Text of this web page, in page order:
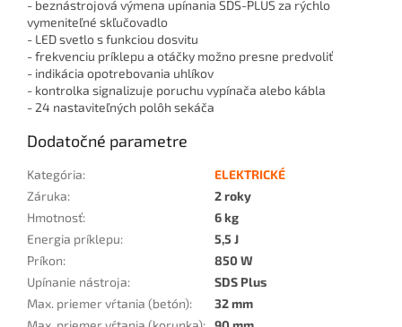
- beznástrojová výmena upínania SDS-PLUS za rýchlo
vymeniteľné skľučovadlo
- LED svetlo s funkciou dosvitu
- frekvenciu príklepu a otáčky možno presne predvoliť
- indikácia opotrebovania uhlíkov
- kontrolka signalizuje poruchu vypínača alebo kábla
- 24 nastaviteľných polôh sekáča
Dodatočné parametre
Kategória:
ELEKTRICKÉ
Záruka:
2 roky
Hmotnosť:
6 kg
Energia príklepu:
5,5 J
Príkon:
850 W
Upínanie nástroja:
SDS Plus
Max. priemer vŕtania (betón):
32 mm